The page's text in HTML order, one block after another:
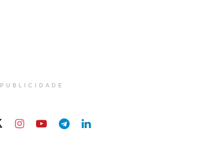
PUBLICIDADE